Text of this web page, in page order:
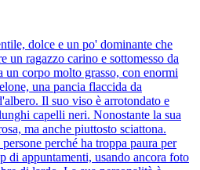
dolce e un po' dominante che
un ragazzo carino e sottomesso da
un corpo molto grasso, con enormi
una pancia flaccida da
Il suo viso è arrotondato e
capelli neri. Nonostante la sua
ma anche piuttosto sciattona.
perché ha troppa paura per
di appuntamenti, usando ancora foto